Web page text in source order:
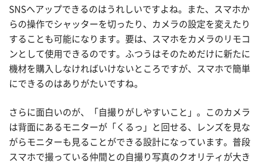
SNSへアップできるのはうれしいですよね。また、スマホか
らの操作でシャッターを切ったり、カメラの設定を変えたり
することも可能になります。要は、スマホをカメラのリモコ
ンとして使用できるのです。ふつうはそのためだけに新たに
機材を購入しなければいけないところですが、スマホで簡単
にできるのはありがたいですね。
さらに面白いのが、「自撮りがしやすいこと」。このカメラ
は背面にあるモニターが「くるっ」と回せる、レンズを見な
がらモニターも見ることができる設計になっています。普段
スマホで撮っている仲間との自撮り写真のクオリティが大き